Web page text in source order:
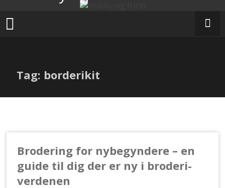
to
content
Tag: borderikit
Brodering for nybegyndere – en
guide til dig der er ny i broderi-
verdenen